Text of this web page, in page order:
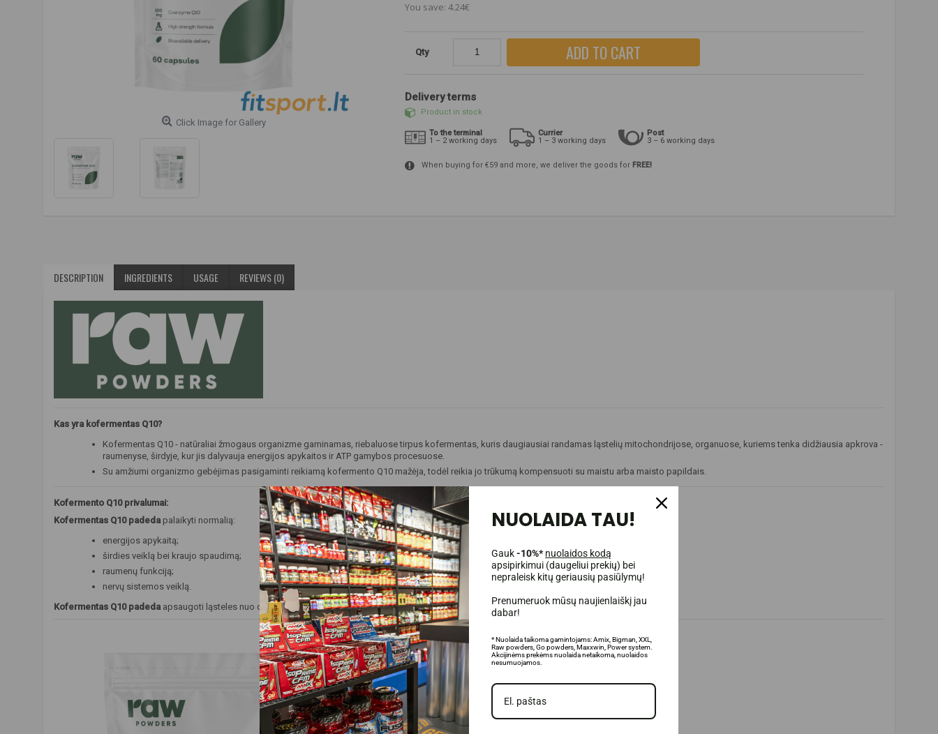
Click Image for Gallery
You save: 4.24€
Qty ADD TO CART
Delivery terms
Product in stock
To the terminal
1 – 2 working days
Currier
1 – 3 working days
Post
3 – 6 working days
When buying for €59 and more, we deliver the goods for FREE!
DESCRIPTION INGREDIENTS USAGE REVIEWS (0)
Kas yra kofermentas Q10?
Kofermentas Q10 - natūraliai žmogaus organizme gaminamas, riebaluose tirpus kofermentas, kuris daugiausiai randamas ląstelių mitochondrijose, organuose, kuriems tenka didžiausia apkrova -
raumenyse, širdyje, kur jis dalyvauja energijos apykaitos ir ATP gamybos procesuose.
Su amžiumi organizmo gebėjimas pasigaminti reikiamą kofermento Q10 mažėja, todėl reikia jo trūkumą kompensuoti su maistu arba maisto papildais.
Kofermento Q10 privalumai:
Kofermentas Q10 padedapalaikyti normalią:
energijos apykaitą;
širdies veiklą bei kraujo spaudimą;
raumenų funkciją;
nervų sistemos veiklą.
Kofermentas Q10 padedaapsaugoti ląsteles nuo oksidacinės pažaidos.
NUOLAIDA TAU!
Gauk-10%* nuolaidos kodą
apsipirkimui (daugeliui prekių) bei
nepraleisk kitų geriausių pasiūlymų!
Prenumeruok mūsų naujienlaiškį jau
dabar!
* Nuolaida taikoma gamintojams: Amix, Bigman, XXL,
Raw powders, Go powders, Maxxwin, Power system.
Akcijinėms prekėms nuolaida netaikoma, nuolaidos
nesumuojamos.